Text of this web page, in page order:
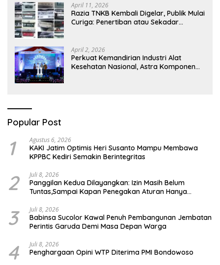
April 11, 2026
Razia TNKB Kembali Digelar, Publik Mulai
Curiga: Penertiban atau Sekadar
April 2, 2026
Perkuat Kemandirian Industri Alat
Kesehatan Nasional, Astra Komponen
Popular Post
1 Agustus 6, 2026
KAKI Jatim Optimis Heri Susanto Mampu Membawa
KPPBC Kediri Semakin Berintegritas
2 Juli 8, 2026
Panggilan Kedua Dilayangkan: Izin Masih Belum
Tuntas,Sampai Kapan Penegakan Aturan Hanya
3 Juli 8, 2026
Babinsa Sucolor Kawal Penuh Pembangunan Jembatan
Perintis Garuda Demi Masa Depan Warga
4 Juli 8, 2026
Penghargaan Opini WTP Diterima PMI Bondowoso